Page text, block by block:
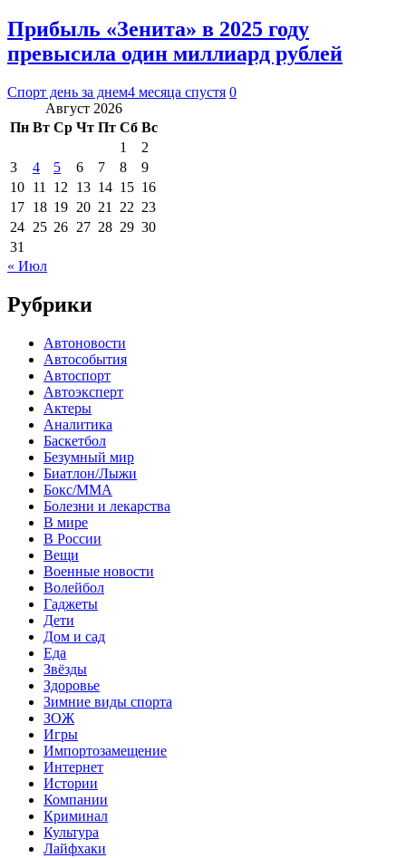
Прибыль «Зенита» в 2025 году
превысила один миллиард рублей
Спорт день за днем4 месяца спустя 0
Август 2026
Пн Вт Ср Чт Пт Сб Вс
1
2
3
4 5 6 7 8
9
10 11 12 13 14 15 16
17 18 19 20 21 22 23
24 25 26 27 28 29 30
31
« Июл
Рубрики
Автоновости
Автособытия
Автоспорт
Автоэксперт
Актеры
Аналитика
Баскетбол
Безумный мир
Биатлон/Лыжи
Бокс/MMA
Болезни и лекарства
В мире
В России
Вещи
Военные новости
Волейбол
Гаджеты
Дети
Дом и сад
Еда
Звёзды
Здоровье
Зимние виды спорта
ЗОЖ
Игры
Импортозамещение
Интернет
Истории
Компании
Криминал
Культура
Лайфхаки